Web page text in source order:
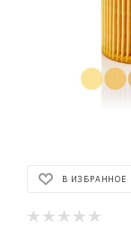
В ИЗБРАННОЕ